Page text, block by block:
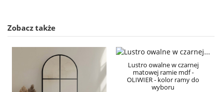
Zobacz także
Lustro owalne w czarnej
matowej ramie mdf -
OLIWIER - kolor ramy do
wyboru